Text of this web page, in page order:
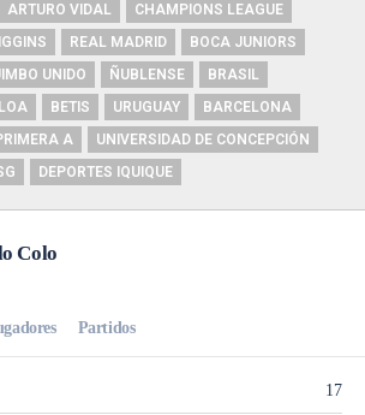
ARTURO VIDAL
CHAMPIONS LEAGUE
REAL MADRID
BOCA JUNIORS
UNIDO ÑUBLENSE
BRASIL
BETIS URUGUAY
BARCELONA
A
UNIVERSIDAD DE CONCEPCIÓN
DEPORTES IQUIQUE